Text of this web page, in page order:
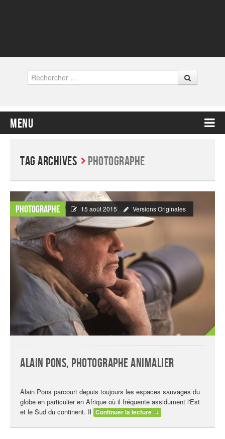
Rechercher
Menu
Tag Archives Photographe
Photographe 15 août 2015 Versions Originales
Alain Pons, photographe animalier
Alain Pons parcourt depuis toujours les espaces sauvages du
globe en particulier en Afrique où il fréquente assidument l'Est
et le Sud du continent. Il Continuer la lecture →